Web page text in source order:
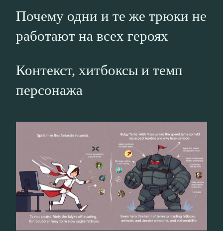
Почему одни и те же трюки не
работают на всех героях
Контекст, хитбоксы и темп
персонажа